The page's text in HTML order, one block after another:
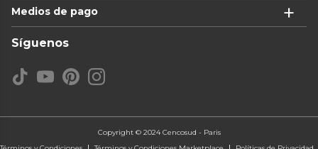
Medios de pago
Síguenos
Copyright © 2024 Cencosud - Paris